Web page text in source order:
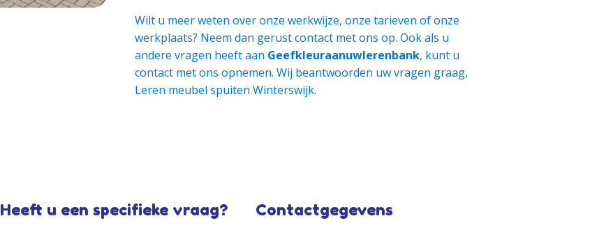
Wilt u meer weten over onze werkwijze, onze tarieven of onze
werkplaats? Neem dan gerust contact met ons op. Ook als u
andere vragen heeft aan Geefkleuraanuwlerenbank, kunt u
contact met ons opnemen. Wij beantwoorden uw vragen graag,
Leren meubel spuiten Winterswijk.
Heeft u een specifieke vraag? Contactgegevens